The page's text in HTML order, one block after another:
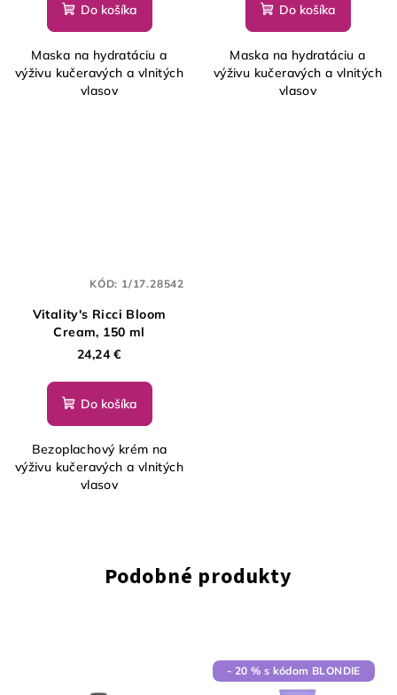
Do košíka
Maska na hydratáciu a
výživu kučeravých a vlnitých
vlasov
Do košíka
Maska na hydratáciu a
výživu kučeravých a vlnitých
vlasov
Vitality's Ricci Bloom
Cream, 150 ml
24,24 €
Do košíka
Bezoplachový krém na
výživu kučeravých a vlnitých
vlasov
KÓD: 1/17.28542
Podobné produkty
- 20 % s kódom BLONDIE